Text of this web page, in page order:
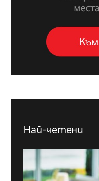
Най-четени